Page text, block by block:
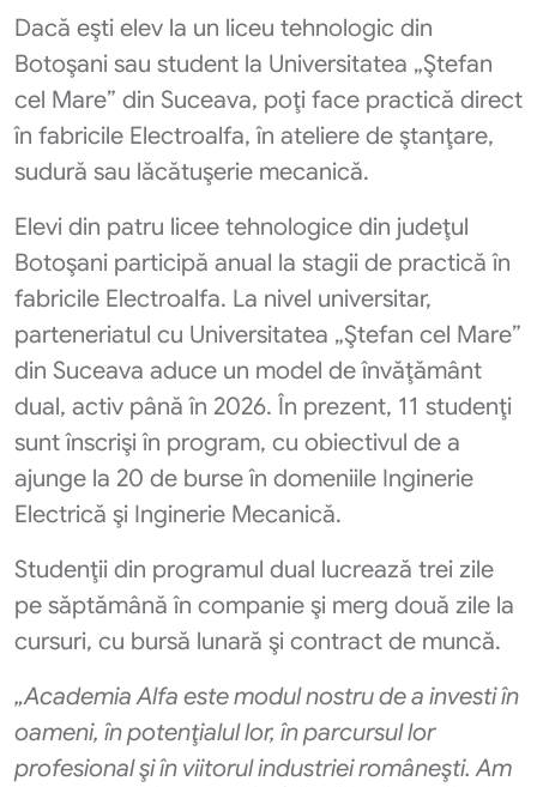
Dacă eşti elev la un liceu tehnologic din
Botoşani sau student la Universitatea „Ştefan
cel Mare” din Suceava, poţi face practică direct
în fabricile Electroalfa, în ateliere de ştanţare,
sudură sau lăcătuşerie mecanică.
Elevi din patru licee tehnologice din judeţul
Botoşani participă anual la stagii de practică în
fabricile Electroalfa. La nivel universitar,
parteneriatul cu Universitatea „Ştefan cel Mare”
din Suceava aduce un model de învăţământ
dual, activ până în 2026. În prezent, 11 studenţi
sunt înscrişi în program, cu obiectivul de a
ajunge la 20 de burse în domeniile Inginerie
Electrică şi Inginerie Mecanică.
Studenţii din programul dual lucrează trei zile
pe săptămână în companie şi merg două zile la
cursuri, cu bursă lunară şi contract de muncă.
„Academia Alfa este modul nostru de a investi în
oameni, în potenţialul lor, în parcursul lor
profesional şi în viitorul industriei româneşti. Am